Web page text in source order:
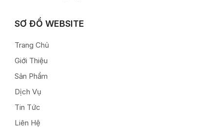
SƠ ĐỒ WEBSITE
Trang Chủ
Giới Thiệu
Sản Phẩm
Dịch Vụ
Tin Tức
Liên Hệ